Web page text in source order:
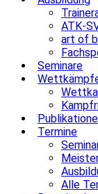
ATK-
art of
Seminare
Termine
Alle